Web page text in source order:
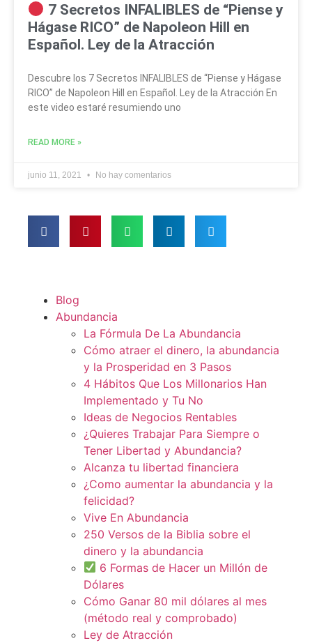
7 Secretos INFALIBLES de “Piense y
Hágase RICO” de Napoleon Hill en
Español. Ley de la Atracción
Descubre los 7 Secretos INFALIBLES de “Piense y Hágase
RICO” de Napoleon Hill en Español. Ley de la Atracción En
este video estaré resumiendo uno
READ MORE »
junio 11, 2021 No hay comentarios
Blog
Abundancia
La Fórmula De La Abundancia
Cómo atraer el dinero, la abundancia
y la Prosperidad en 3 Pasos
4 Hábitos Que Los Millonarios Han
Implementado y Tu No
Ideas de Negocios Rentables
¿Quieres Trabajar Para Siempre o
Tener Libertad y Abundancia?
Alcanza tu libertad financiera
¿Como aumentar la abundancia y la
felicidad?
Vive En Abundancia
250 Versos de la Biblia sobre el
dinero y la abundancia
6 Formas de Hacer un Millón de
Dólares
Cómo Ganar 80 mil dólares al mes
(método real y comprobado)
Ley de Atracción